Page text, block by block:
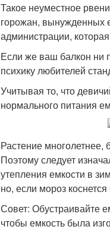
Такое неуместное
горожан, вынужденных
администрации,
Если же ваш балкон ни
психику любителей
Учитывая то, что
нормального питания
Растение многолетнее,
Поэтому следует
утепления емкости в
но, если мороз
Совет: Обустраивайте
чтобы емкость была